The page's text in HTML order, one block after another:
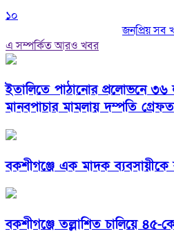
১০
জনপ্রিয় সব
এ সম্পর্কিত আরও খবর
ইতালিতে পাঠানোর প্রলোভনে ৩৬
মানবপাচার মামলায় দম্পতি
বকশীগঞ্জে এক মাদক ব্যবসায়ীকে
বকশীগঞ্জে তল্লাশিত চালিয়ে ৪৫-